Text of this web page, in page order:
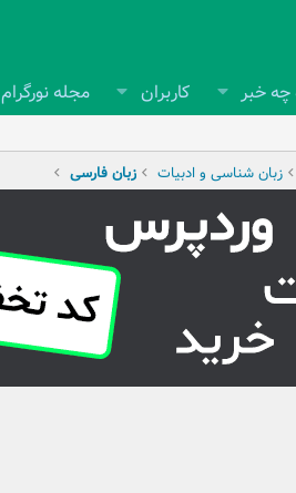
چه خبر کاربران مجله نورگرام
زبان شناسی و ادبیات زبان فارسی